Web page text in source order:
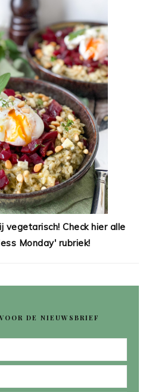
vegetarisch! Check hier alle
Monday' rubriek!
DE NIEUWSBRIEF